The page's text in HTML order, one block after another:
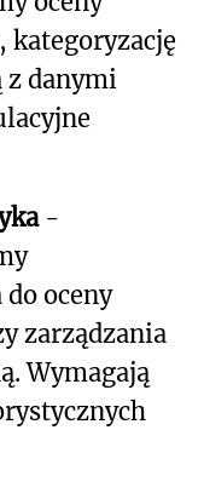
kategoryzację
z danymi
-
oceny
zarządzania
Wymagają